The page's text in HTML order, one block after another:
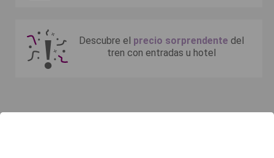
Descubre el precio sorprendente del
tren con entradas u hotel